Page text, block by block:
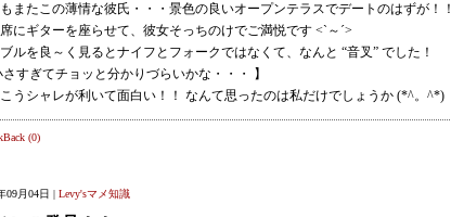
またこの薄情な彼氏・・・景色の良いオープンテラスでデートのはずが！！
にギターを座らせて、彼女そっちのけでご満悦です <`～´>
ルを良～く見るとナイフとフォークではなくて、なんと “音叉” でした！
さすぎてチョッと分かりづらいかな・・・ 】
うシャレが利いて面白い！！ なんて思ったのは私だけでしょうか (*^。^*)
(0)
09月04日 | Levy'sマメ知識